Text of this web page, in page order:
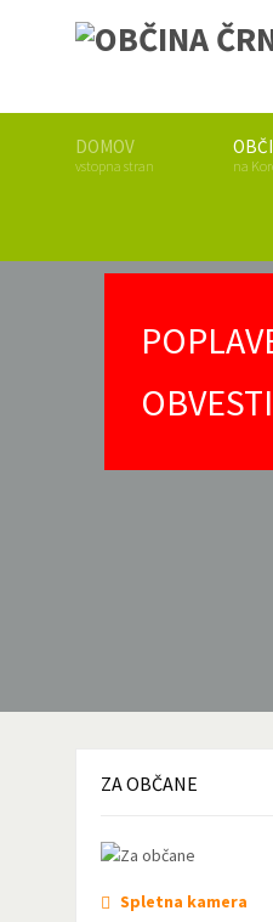
DOMOV
vstopna stran na
ZAOBČANE
Spletna kamera